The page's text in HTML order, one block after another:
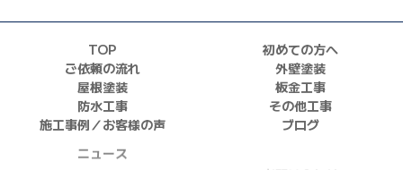
TOP
初めての方へ
ご依頼の流れ
外壁塗装
屋根塗装
板金工事
防水工事
その他工事
施工事例／お客様の声
ブログ